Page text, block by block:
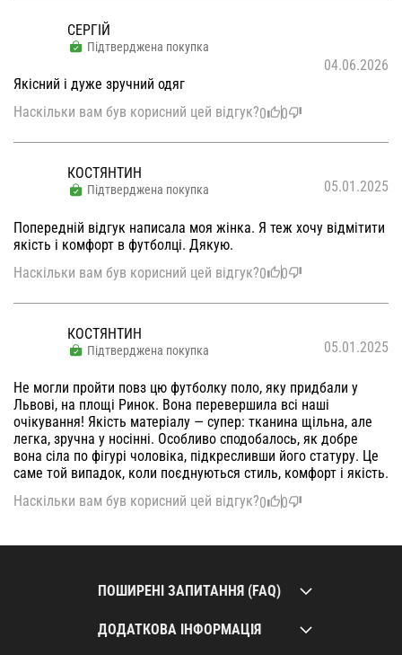
СЕРГІЙ
Підтверджена покупка
04.06.2026
Якісний і дуже зручний одяг
Наскільки вам був корисний цей відгук?0 0
КОСТЯНТИН
Підтверджена покупка 05.01.2025
Попередній відгук написала моя жінка. Я теж хочу відмітити
якість і комфорт в футболці. Дякую.
Наскільки вам був корисний цей відгук?0 0
КОСТЯНТИН
Підтверджена покупка 05.01.2025
Не могли пройти повз цю футболку поло, яку придбали у
Львові, на площі Ринок. Вона перевершила всі наші
очікування! Якість матеріалу — супер: тканина щільна, але
легка, зручна у носінні. Особливо сподобалось, як добре
вона сіла по фігурі чоловіка, підкресливши його статуру. Це
саме той випадок, коли поєднуються стиль, комфорт і якість.
Наскільки вам був корисний цей відгук?0 0
ПОШИРЕНІ ЗАПИТАННЯ (FAQ)
ДОДАТКОВА ІНФОРМАЦІЯ